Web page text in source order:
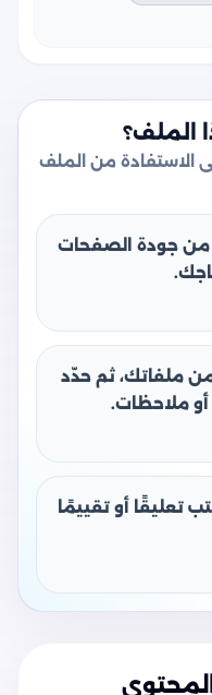
الملف؟
من الملف
من جودة الصفحات
ملفاتك، ثم حدّد
أو ملاحظات.
تعليقًا أو تقييمًا